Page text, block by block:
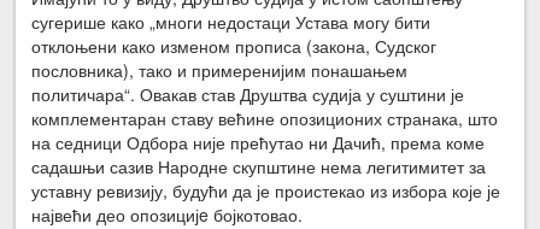
сугерише како „многи недостаци Устава могу бити
отклоњени како изменом прописа (закона, Судског
пословника), тако и примеренијим понашањем
политичара“. Овакав став Друштва судија у суштини је
комплементаран ставу већине опозиционих странака, што
на седници Одбора није прећутао ни Дачић, према коме
садашњи сазив Народне скупштине нема легитимитет за
уставну ревизију, будући да је проистекао из избора које је
највећи део опозицијe бојкотовао.